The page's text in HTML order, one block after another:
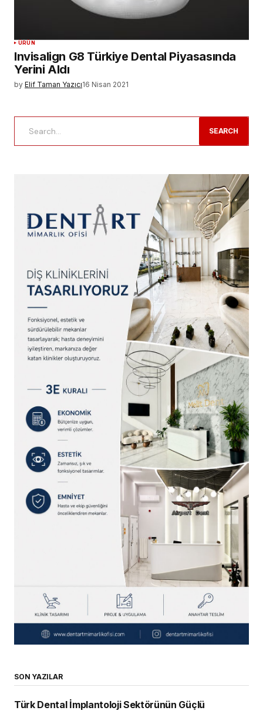
ÜRÜN
Invisalign G8 Türkiye Dental Piyasasında
Yerini Aldı
by Elif Taman Yazıcı16 Nisan 2021
SEARCH
SON YAZILAR
Türk Dental İmplantoloji Sektörünün Güçlü